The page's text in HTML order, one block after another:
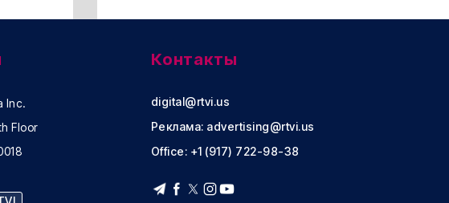
Inc.
Floor
Контакты
digital@rtvi.us
Реклама: advertising@rtvi.us
Office: +1 (917) 722-98-38